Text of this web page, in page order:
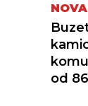
od